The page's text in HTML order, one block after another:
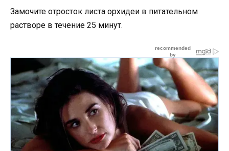
Замочите отросток листа орхидеи в питательном
растворе в течение 25 минут.